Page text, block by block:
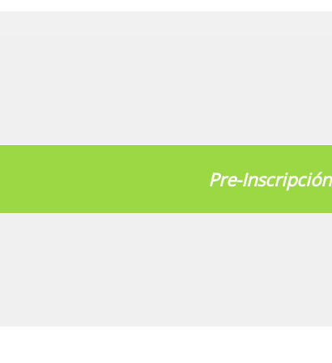
Pre-Inscripción